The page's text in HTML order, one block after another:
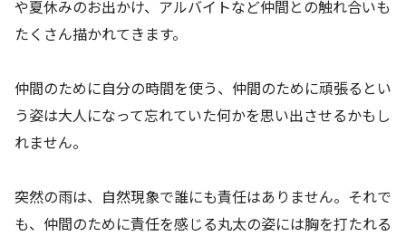
や夏休みのお出かけ、アルバイトなど仲間との触れ合いも
たくさん描かれてきます。
仲間のために自分の時間を使う、仲間のために頑張るとい
う姿は大人になって忘れていた何かを思い出させるかもし
れません。
突然の雨は、自然現象で誰にも責任はありません。それで
も、仲間のために責任を感じる丸太の姿には胸を打たれる